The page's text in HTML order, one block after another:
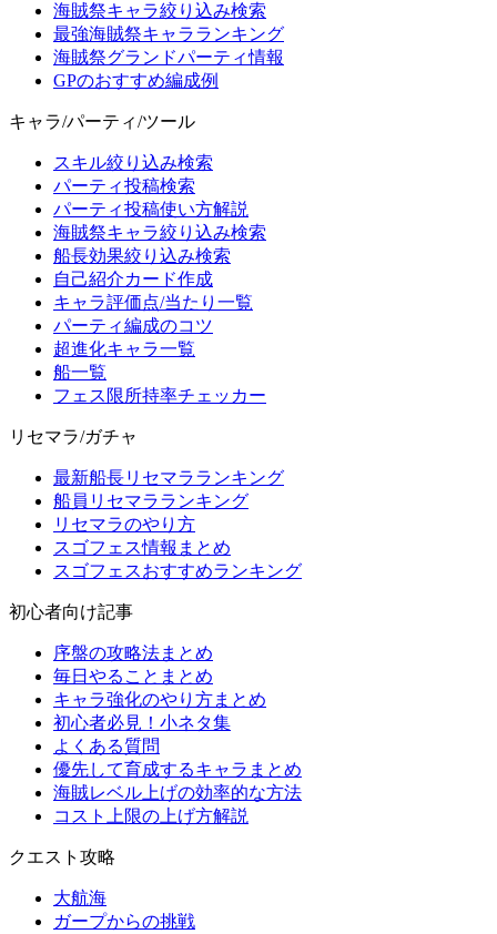
海賊祭キャラ絞り込み検索
最強海賊祭キャラランキング
海賊祭グランドパーティ情報
GPのおすすめ編成例
キャラ/パーティ/ツール
スキル絞り込み検索
パーティ投稿検索
パーティ投稿使い方解説
海賊祭キャラ絞り込み検索
船長効果絞り込み検索
自己紹介カード作成
キャラ評価点/当たり一覧
パーティ編成のコツ
超進化キャラ一覧
船一覧
フェス限所持率チェッカー
リセマラ/ガチャ
最新船長リセマラランキング
船員リセマラランキング
リセマラのやり方
スゴフェス情報まとめ
スゴフェスおすすめランキング
初心者向け記事
序盤の攻略法まとめ
毎日やることまとめ
キャラ強化のやり方まとめ
初心者必見！小ネタ集
よくある質問
優先して育成するキャラまとめ
海賊レベル上げの効率的な方法
コスト上限の上げ方解説
クエスト攻略
大航海
ガープからの挑戦